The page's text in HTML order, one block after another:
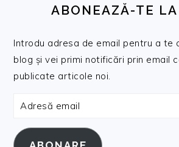
ABONEAZĂ-TE
Introdu adresa de email pentru a te
blog și vei primi notificări prin email
publicate articole noi.
Adresă